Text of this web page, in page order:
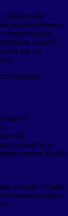
проведение
направлениям, а
тематических
лекций,
как на
личности, а
членов Клуба.
секций, студий
уровне с